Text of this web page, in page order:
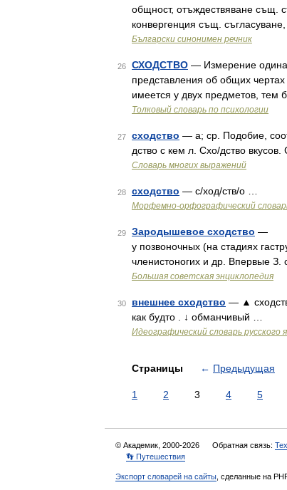
общност, отъждествяване същ.
конвергенция същ. съгласуване,
Български синонимен речник
26 СХОДСТВО — Измерение
представления об общих
имеется у двух предметов, тем
Толковый словарь по психологии
27 сходство — а; ср. Подобие,
дство с кем л. Схо/дство
Словарь многих выражений
28 сходство — с/ход/ств/о …
Морфемно-орфографический
29 Зародышевое сходство —
у позвоночных (на стадиях
членистоногих и др. Впервые
Большая советская энциклопедия
30 внешнее сходство — ▲
как будто . ↓ обманчивый …
Идеографический словарь русского
Страницы ← Предыдущая
1 2 3 4 5
© Академик, 2000-2026 Обратная связь:
👣 Путешествия
Экспорт словарей на сайты , сделанные на